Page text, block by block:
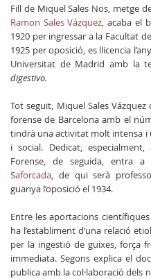
Fill de Miquel Sales Nos, metge
Ramon Sales Vázquez, acaba el
1920 per ingressar a la Facultat
1925 per oposició, es llicencia
Universitat de Madrid amb la
digestivo.
Tot seguit, Miquel Sales
forense de Barcelona amb el
tindrà una activitat molt intensa i
i social. Dedicat,
Forense, de seguida, entra
Saforcada, de qui serà
guanya l’oposició el 1934.
Entre les aportacions
ha l’establiment d’una relació
per la ingestió de guixes, força
immediata. Segons explica el
publica amb la col·laboració dels